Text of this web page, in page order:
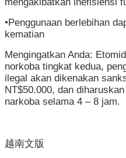
網
導
English
智
產
權
mengakibatkan inefisiensi
•Penggunaan berlebihan
kematian
Mengingatkan Anda:
norkoba tingkat kedua,
ilegal akan dikenakan
NT$50.000, dan
narkoba selama 4 – 8 jam.
越南文版